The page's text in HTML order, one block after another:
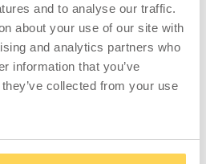
and to analyse our traffic.
about your use of our site with
and analytics partners who
information that you’ve
collected from your use
PRODUKTER